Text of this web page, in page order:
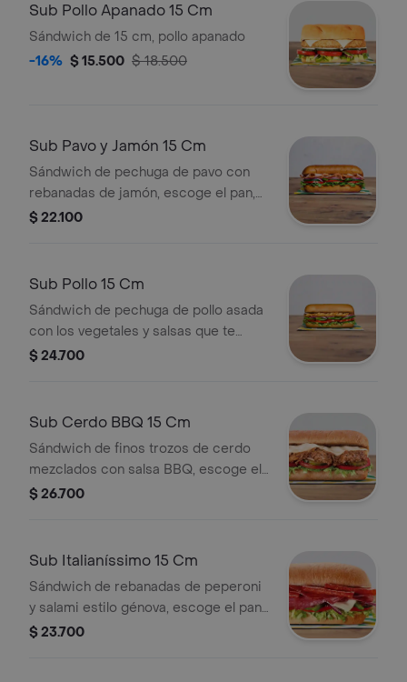
Sub Pollo Apanado 15 Cm
Sándwich de 15 cm, pollo apanado
-16% $ 15.500 $ 18.500
Sub Pavo y Jamón 15 Cm
Sándwich de pechuga de pavo con
rebanadas de jamón, escoge el pan,
queso, vegetales y salsas que
$ 22.100
Sub Pollo 15 Cm
Sándwich de pechuga de pollo asada
con los vegetales y salsas que te
encantaran, escoge el pan, queso,
$ 24.700
Sub Cerdo BBQ 15 Cm
Sándwich de finos trozos de cerdo
mezclados con salsa BBQ, escoge el
pan, queso, vegetales y salsas que
$ 26.700
Sub Italianíssimo 15 Cm
Sándwich de rebanadas de peperoni
y salami estilo génova, escoge el pan,
queso, vegetales y salsas que
$ 23.700